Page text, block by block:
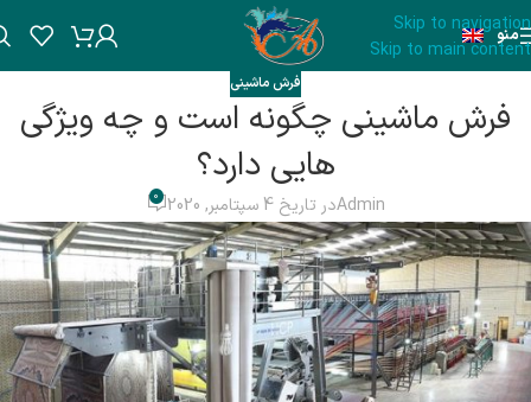
Skip to navigation
Skip to main content
منو
فرش ماشینی
فرش ماشینی چگونه است و چه ویژگی
هایی دارد؟
Adminدر تاریخ 4 سپتامبر, 2020 0